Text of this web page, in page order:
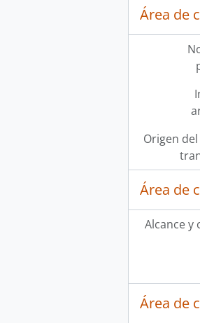
Área de
Origen
Área de
Alcance y
Área de